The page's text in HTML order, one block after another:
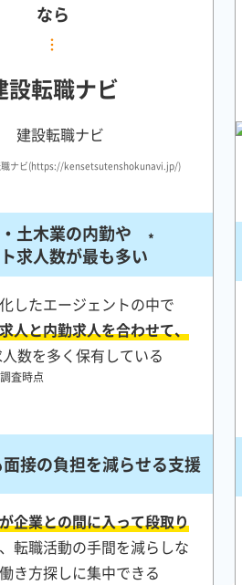
なら
設転職ナビ
職ナビ(https://kensetsutenshokunavi.jp/)
土木業の内勤や
求人数が最も多い
*
したエージェントの中で
人と内勤求人を合わせて、
人数を多く保有している
査時点
接の負担を減らせる支援
企業との間に入って段取り
転職活動の手間を減らしな
き方探しに集中できる